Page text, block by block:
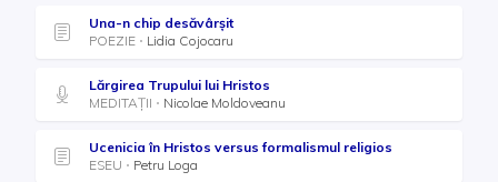
Una-n chip desăvârșit
POEZIE
Lidia Cojocaru
Lărgirea Trupului lui Hristos
MEDITAȚII
Nicolae Moldoveanu
Ucenicia în Hristos versus formalismul religios
ESEU
Petru Loga